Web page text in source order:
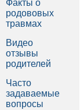
Факты о
родововых
травмах
Видео
отзывы
родителей
Часто
задаваемые
вопросы